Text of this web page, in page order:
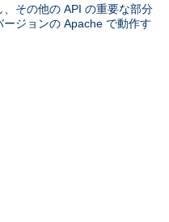
その他の API の重要な部分
ジョンの Apache で動作す